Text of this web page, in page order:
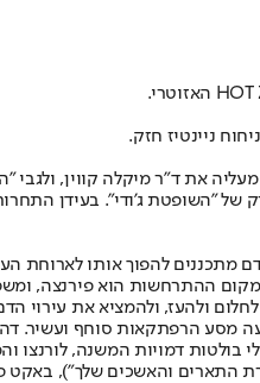
ניינטיז חזק.
את ד"ר מיקלה קווין,
דם מתכננים להפוך אותו
תסריטאי מחזיר את דה וינצ'י חצי שנה לאחור, כדי ללמד כיצד התגלגלו
ולהעז, ולהמציא את עירוי
מסע הרפתקאות סוחף ועשיר.
בולטות דמויות המשנה,
התארים והאשכים שלך"),